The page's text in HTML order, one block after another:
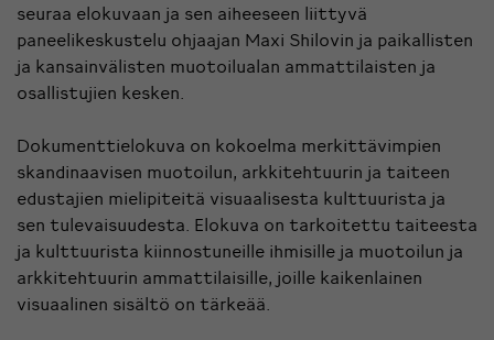
seuraa elokuvaan ja sen aiheeseen liittyvä
paneelikeskustelu ohjaajan Maxi Shilovin ja paikallisten
ja kansainvälisten muotoilualan ammattilaisten ja
osallistujien kesken.
Dokumenttielokuva on kokoelma merkittävimpien
skandinaavisen muotoilun, arkkitehtuurin ja taiteen
edustajien mielipiteitä visuaalisesta kulttuurista ja
sen tulevaisuudesta. Elokuva on tarkoitettu taiteesta
ja kulttuurista kiinnostuneille ihmisille ja muotoilun ja
arkkitehtuurin ammattilaisille, joille kaikenlainen
visuaalinen sisältö on tärkeää.